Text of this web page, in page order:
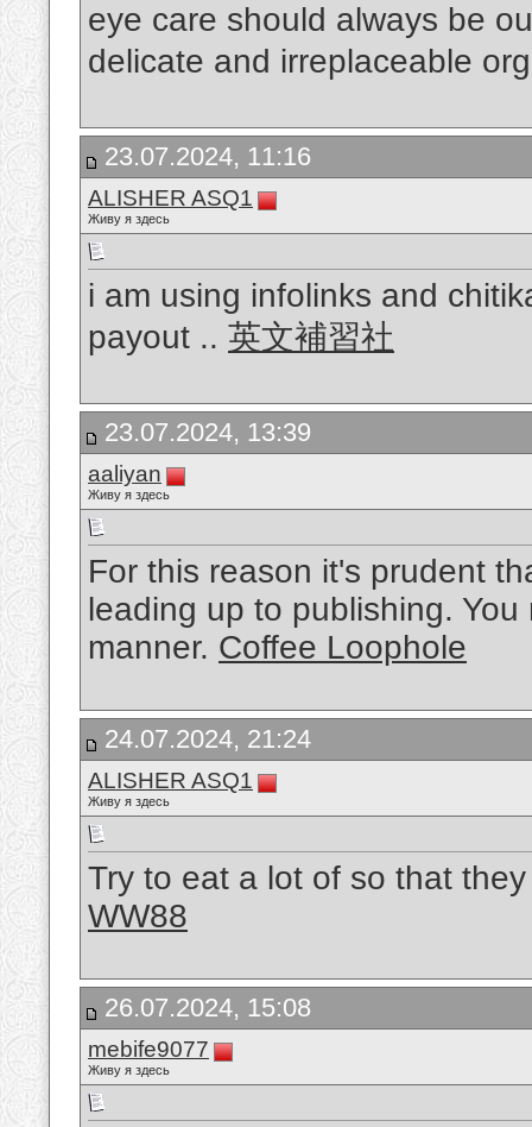
eye care should always be
delicate and irreplaceable
23.07.2024, 11:16
ALISHER ASQ1
Живу я здесь
i am using infolinks and
payout .. 英文補習社
23.07.2024, 13:39
aaliyan
Живу я здесь
For this reason it's prudent
leading up to publishing.
manner. Coffee Loophole
24.07.2024, 21:24
ALISHER ASQ1
Живу я здесь
Try to eat a lot of so that
WW88
26.07.2024, 15:08
mebife9077
Живу я здесь